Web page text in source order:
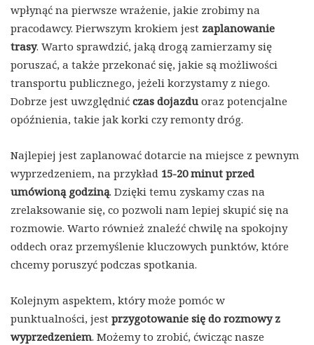
wpłynąć na pierwsze wrażenie, jakie zrobimy na
pracodawcy. Pierwszym krokiem jest zaplanowanie
trasy. Warto sprawdzić, jaką drogą zamierzamy się
poruszać, a także przekonać się, jakie są możliwości
transportu publicznego, jeżeli korzystamy z niego.
Dobrze jest uwzględnić czas dojazdu oraz potencjalne
opóźnienia, takie jak korki czy remonty dróg.
Najlepiej jest zaplanować dotarcie na miejsce z pewnym
wyprzedzeniem, na przykład 15-20 minut przed
umówioną godziną. Dzięki temu zyskamy czas na
zrelaksowanie się, co pozwoli nam lepiej skupić się na
rozmowie. Warto również znaleźć chwilę na spokojny
oddech oraz przemyślenie kluczowych punktów, które
chcemy poruszyć podczas spotkania.
Kolejnym aspektem, który może pomóc w
punktualności, jest przygotowanie się do rozmowy z
wyprzedzeniem. Możemy to zrobić, ćwicząc nasze